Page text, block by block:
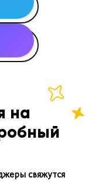
на
свяжутся